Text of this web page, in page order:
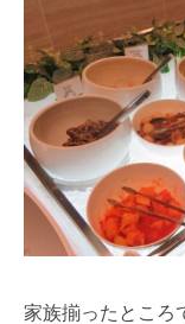
家族揃ったところ